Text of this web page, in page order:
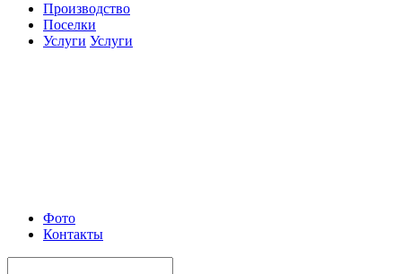
Производство
Поселки
Услуги Услуги
Фото
Контакты